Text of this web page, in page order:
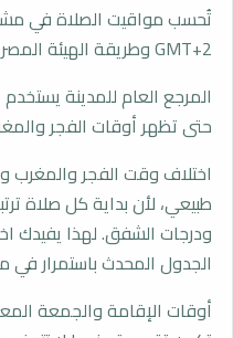
تُحسب مواقيت الصلاة في
GMT+2 وطريقة الهيئة المصرية العامة للمساحة.
حتى تظهر أوقات الفجر
اختلاف وقت الفجر والمغرب
طبيعي، لأن بداية كل صلاة
ودرجات الشفق. لهذا يفيدك
الجدول المحدث باستمرار
أوقات الإقامة والجمعة